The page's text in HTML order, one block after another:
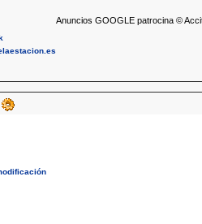
Anuncios GOOGLE patrocina ©